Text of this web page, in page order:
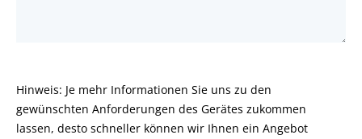
Hinweis: Je mehr Informationen Sie uns zu den
gewünschten Anforderungen des Gerätes zukommen
lassen, desto schneller können wir Ihnen ein Angebot